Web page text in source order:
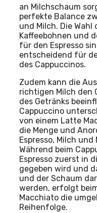
an Milchschaum
perfekte Balance
und Milch. Die Wahl
Kaffeebohnen und
für den Espresso
entscheidend für
des Cappuccinos.
Zudem kann die
richtigen Milch den
des Getränks
Cappuccino
von einem Latte
die Menge und
Espresso, Milch
Während beim
Espresso zuerst in
gegeben wird und
und der Schaum
werden, erfolgt
Macchiato die
Reihenfolge.